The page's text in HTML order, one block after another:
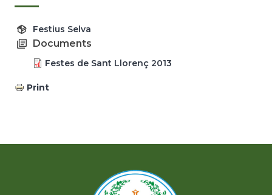
Festius Selva
Documents
Festes de Sant Llorenç 2013
Print